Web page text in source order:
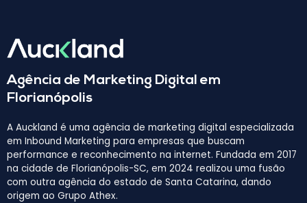
Agência de Marketing Digital em
Florianópolis
A Auckland é uma agência de marketing digital especializada
em Inbound Marketing para empresas que buscam
performance e reconhecimento na internet. Fundada em 2017
na cidade de Florianópolis-SC, em 2024 realizou uma fusão
com outra agência do estado de Santa Catarina, dando
origem ao Grupo Athex.